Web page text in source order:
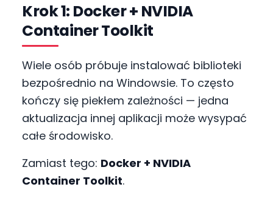
Krok 1: Docker + NVIDIA
Container Toolkit
Wiele osób próbuje instalować biblioteki
bezpośrednio na Windowsie. To często
kończy się piekłem zależności — jedna
aktualizacja innej aplikacji może wysypać
całe środowisko.
Zamiast tego: Docker + NVIDIA
Container Toolkit.